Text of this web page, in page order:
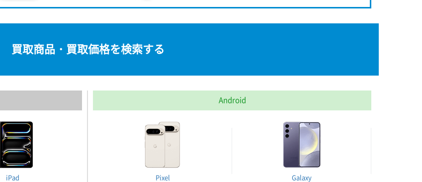
買取商品・買取価格を検索する
iPad
Android
Pixel Galaxy